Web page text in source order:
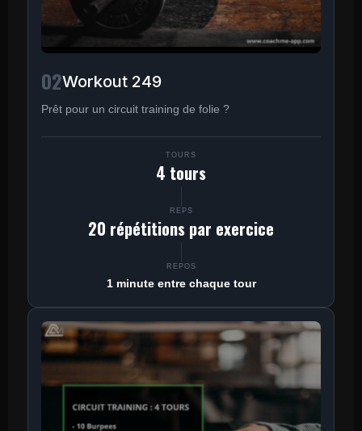
02Workout 249
Prêt pour un circuit training de folie ?
TOURS
4 tours
REPS
20 répétitions par exercice
REPOS
1 minute entre chaque tour